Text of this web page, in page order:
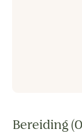
Bereiding